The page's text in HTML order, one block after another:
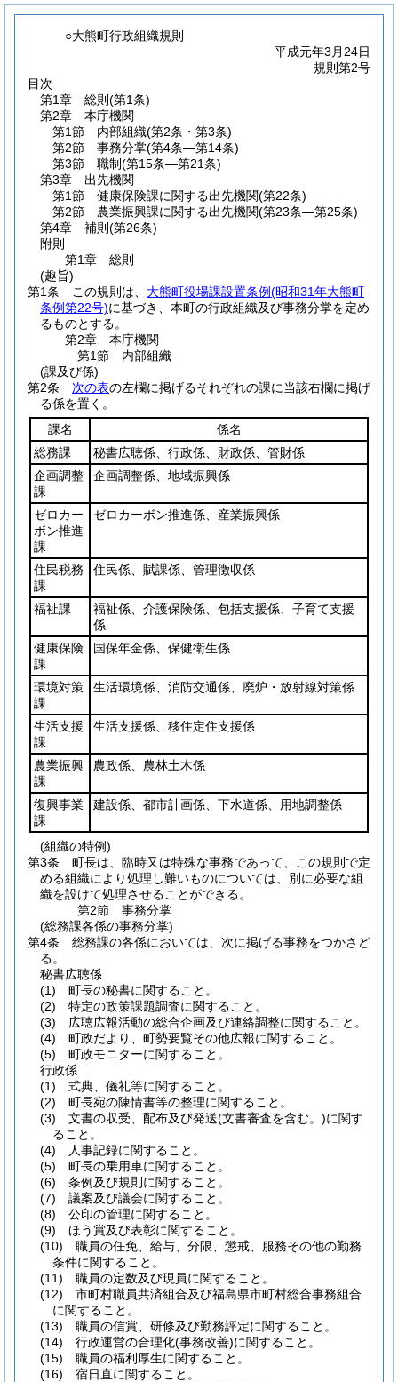
○大熊町行政組織規則
平成元年3月24日
規則第2号
目次
第1章
総則 (第1条)
第2章
本庁機関
第1節
内部組織(第2条・第3条)
第2節
事務分掌(第4条―第14条)
第3節
職制(第15条―第21条)
第3章
出先機関
第1節
健康保険課に関する出先機関(第22条)
第2節
農業振興課に関する出先機関(第23条―第25条)
第4章
補則 (第26条)
附則
第1章
総則
(趣旨)
第1条
この規則は、 大熊町役場課設置条例(昭和31年大熊町
条例第22号)に基づき、本町の行政組織及び事務分掌を定め
るものとする。
第2章
本庁機関
第1節
内部組織
(課及び係)
第2条
次の表の左欄に掲げるそれぞれの課に当該右欄に掲げ
る係を置く。
課名
係名
総務課
秘書広聴係、行政係、財政係、管財係
企画調整
課
企画調整係、地域振興係
ゼロカー
ボン推進
課
ゼロカーボン推進係、産業振興係
住民税務
課
住民係、賦課係、管理徴収係
福祉課
福祉係、介護保険係、包括支援係、子育て支援
係
健康保険
課
国保年金係、保健衛生係
環境対策
課
生活環境係、消防交通係、廃炉・放射線対策係
生活支援
課
生活支援係、移住定住支援係
農業振興
課
農政係、農林土木係
復興事業
課
建設係、都市計画係、下水道係、用地調整係
(組織の特例)
第3条
町長は、臨時又は特殊な事務であって、この規則で定
める組織により処理し難いものについては、別に必要な組
織を設けて処理させることができる。
第2節
事務分掌
(総務課各係の事務分掌)
第4条
総務課の各係においては、次に掲げる事務をつかさど
る。
秘書広聴係
(1) 町長の秘書に関すること。
(2) 特定の政策課題調査に関すること。
(3) 広聴広報活動の総合企画及び連絡調整に関すること。
(4) 町政だより、町勢要覧その他広報に関すること。
(5) 町政モニターに関すること。
行政係
(1) 式典、儀礼等に関すること。
(2) 町長宛の陳情書等の整理に関すること。
(3) 文書の収受、配布及び発送(文書審査を含む。)に関す
ること。
(4) 人事記録に関すること。
(5) 町長の乗用車に関すること。
(6) 条例及び規則に関すること。
(7) 議案及び議会に関すること。
(8) 公印の管理に関すること。
(9) ほう賞及び表彰に関すること。
(10) 職員の任免、給与、分限、懲戒、服務その他の勤務
条件に関すること。
(11) 職員の定数及び現員に関すること。
(12) 市町村職員共済組合及び福島県市町村総合事務組合
に関すること。
(13) 職員の信賞、研修及び勤務評定に関すること。
(14) 行政運営の合理化(事務改善)に関すること。
(15) 職員の福利厚生に関すること。
(16) 宿日直に関すること。